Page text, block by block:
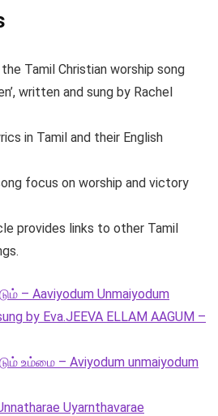
Tamil Christian worship song
written and sung by Rachel
in Tamil and their English
focus on worship and victory
provides links to other Tamil
Aaviyodum Unmaiyodum
by Eva.JEEVA ELLAM AAGUM –
உம்மை – Aviyodum unmaiyodum
Uyarnthavarae